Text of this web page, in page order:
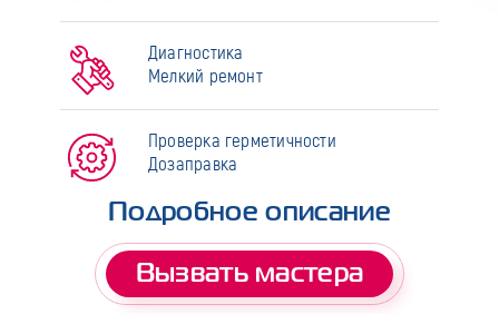
Диагностика
Мелкий ремонт
Проверка герметичности
Дозаправка
Подробное описание
Вызвать мастера